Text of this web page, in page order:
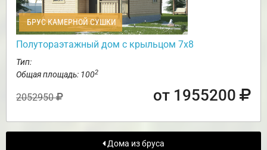
БРУС КАМЕРНОЙ СУШКИ
Полутораэтажный дом с крыльцом 7х8
Тип:
Общая площадь: 1002
2052950 от 1955200
Дома из бруса